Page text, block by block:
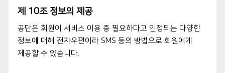
제 10조 정보의 제공
공단은 회원이 서비스 이용 중 필요하다고 인정되는 다양한
정보에 대해 전자우편이라 SMS 등의 방법으로 회원에게
제공할 수 있습니다.